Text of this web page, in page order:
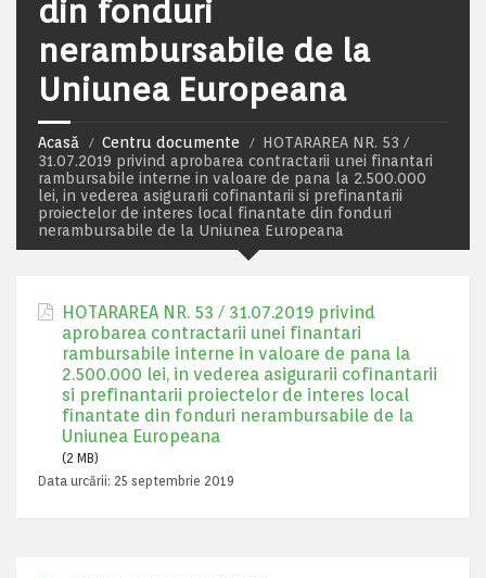
din fonduri
nerambursabile de la
Uniunea Europeana
Acasă Centru documente
HOTARAREA NR. 53 /
31.07.2019 privind aprobarea contractarii unei finantari
rambursabile interne in valoare de pana la 2.500.000
lei, in vederea asigurarii cofinantarii si prefinantarii
proiectelor de interes local finantate din fonduri
nerambursabile de la Uniunea Europeana
HOTARAREA NR. 53 / 31.07.2019 privind
aprobarea contractarii unei finantari
rambursabile interne in valoare de pana la
2.500.000 lei, in vederea asigurarii cofinantarii
si prefinantarii proiectelor de interes local
finantate din fonduri nerambursabile de la
Uniunea Europeana
(2 MB)
Data urcării: 25 septembrie 2019